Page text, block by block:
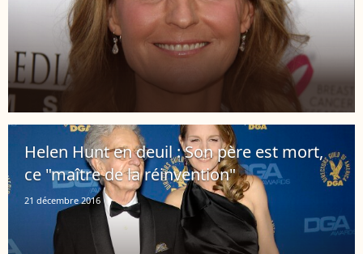
Helen Hunt en deuil : Son père est mort,
ce "maître de la réinvention"
21 décembre 2016